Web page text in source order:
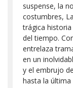
suspense, la
costumbres,
trágica
del tiempo.
entrelaza
en un
y el embrujo
hasta la última